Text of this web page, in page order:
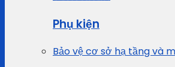
Phụ kiện
Bảo vệ cơ sở hạ tầng và